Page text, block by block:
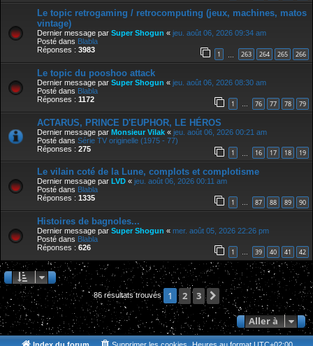
Le topic retrogaming / retrocomputing (jeux, machines, matos
vintage)
Dernier message par Super Shogun « jeu. août 06, 2026 09:34 am
Posté dans Blabla
Réponses : 3983 1 263 264 265 266
Le topic du pooshoo attack
Dernier message par Super Shogun « jeu. août 06, 2026 08:30 am
Posté dans Blabla
Réponses : 1172 1 … 76 77 78 79
ACTARUS, PRINCE D'EUPHOR, LE HÉROS
Dernier message par Monsieur Vilak « jeu. août 06, 2026 00:21 am
Posté dans Série TV originelle (1975 - 77)
Réponses : 275 1 16 17 18 19
Le vilain coté de la Lune, complots et complotisme
Dernier message par LVD « jeu. août 06, 2026 00:11 am
Posté dans Blabla
Réponses : 1335 1 … 87 88 89 90
Histoires de bagnoles...
Dernier message par Super Shogun « mer. août 05, 2026 22:26 pm
Posté dans Blabla
Réponses : 626 1 … 39 40 41 42
86 résultats trouvés 1 2 3
Suivante
Aller à